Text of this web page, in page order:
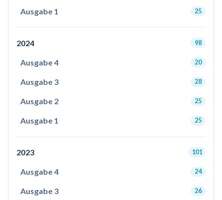
Ausgabe 1 25
2024 98
Ausgabe 4 20
Ausgabe 3 28
Ausgabe 2 25
Ausgabe 1 25
2023 101
Ausgabe 4 24
Ausgabe 3 26